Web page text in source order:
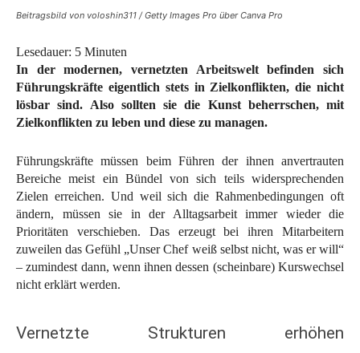
Beitragsbild von voloshin311 / Getty Images Pro über Canva Pro
Lesedauer: 5 Minuten
In der modernen, vernetzten Arbeitswelt befinden sich
Führungskräfte eigentlich stets in Zielkonflikten, die nicht
lösbar sind. Also sollten sie die Kunst beherrschen, mit
Zielkonflikten zu leben und diese zu managen.
Führungskräfte müssen beim Führen der ihnen anvertrauten
Bereiche meist ein Bündel von sich teils widersprechenden
Zielen erreichen. Und weil sich die Rahmenbedingungen oft
ändern, müssen sie in der Alltagsarbeit immer wieder die
Prioritäten verschieben. Das erzeugt bei ihren Mitarbeitern
zuweilen das Gefühl „Unser Chef weiß selbst nicht, was er will“
– zumindest dann, wenn ihnen dessen (scheinbare) Kurswechsel
nicht erklärt werden.
Vernetzte Strukturen erhöhen